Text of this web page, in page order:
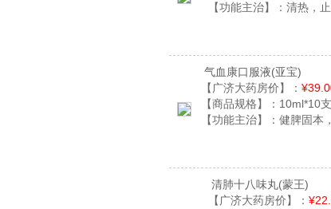
【功能主治】： 清热，
气血康口服液(亚宝)
【广济大药房价】：
【商品规格】： 10ml*10
【功能主治】： 健脾固本
清肺十八味丸(蒙王)
【广济大药房价】：